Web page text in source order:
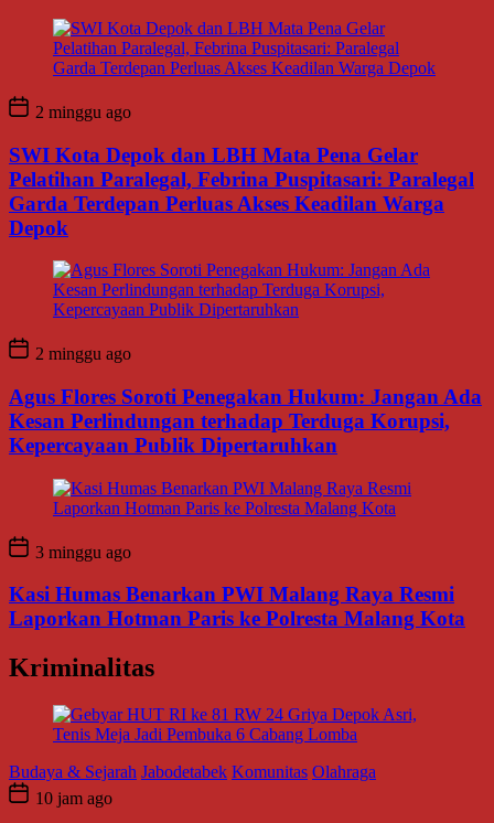
2 minggu ago
SWI Kota Depok dan LBH Mata Pena Gelar
Pelatihan Paralegal, Febrina Puspitasari: Paralegal
Garda Terdepan Perluas Akses Keadilan Warga
Depok
2 minggu ago
Agus Flores Soroti Penegakan Hukum: Jangan Ada
Kesan Perlindungan terhadap Terduga Korupsi,
Kepercayaan Publik Dipertaruhkan
3 minggu ago
Kasi Humas Benarkan PWI Malang Raya Resmi
Laporkan Hotman Paris ke Polresta Malang Kota
Kriminalitas
Budaya & Sejarah Jabodetabek Komunitas Olahraga
10 jam ago